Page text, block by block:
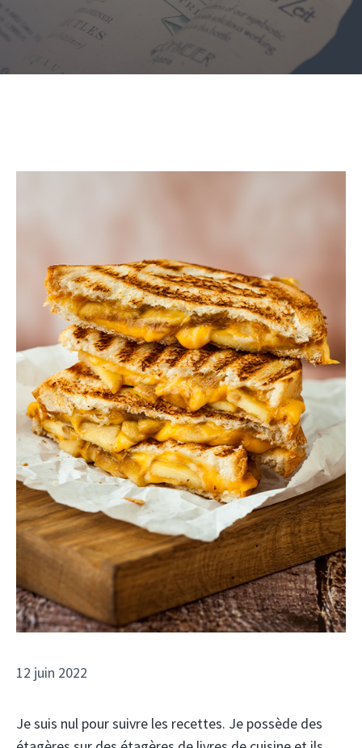
12 juin 2022
Je suis nul pour suivre les recettes. Je possède des